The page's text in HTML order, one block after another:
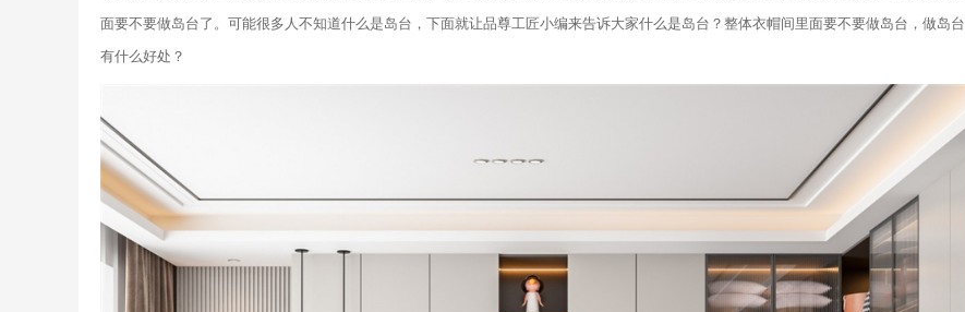
面要不要做岛台了。可能很多人不知道什么是岛台，下面就让品尊工匠小编来告诉大家什么是岛台？整体衣帽间里面要不要做岛台，做岛台
有什么好处？